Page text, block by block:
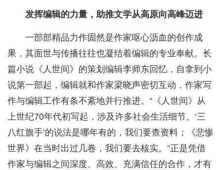
发挥编辑的力量，助推文学从高原向高峰迈进
一部部精品力作固然是作家呕心沥血的创作成
果，其面世与传播往往也凝结着编辑的专业奉献。长
篇小说《人世间》的策划编辑李师东回忆，自拿到小
说第一部起，编辑就和作家梁晓声密切互动，作家写
作与编辑工作有条不紊地并行推进。“《人世间》从
上世纪70年代初写起，涉及许多社会生活细节。‘三
八红旗手’的说法是哪年有的，我们要查资料；《悲惨
世界》在当时出过几卷，我们要去核实。”正是凭借
作家与编辑之间深度、高效、充满信任的合作，才有